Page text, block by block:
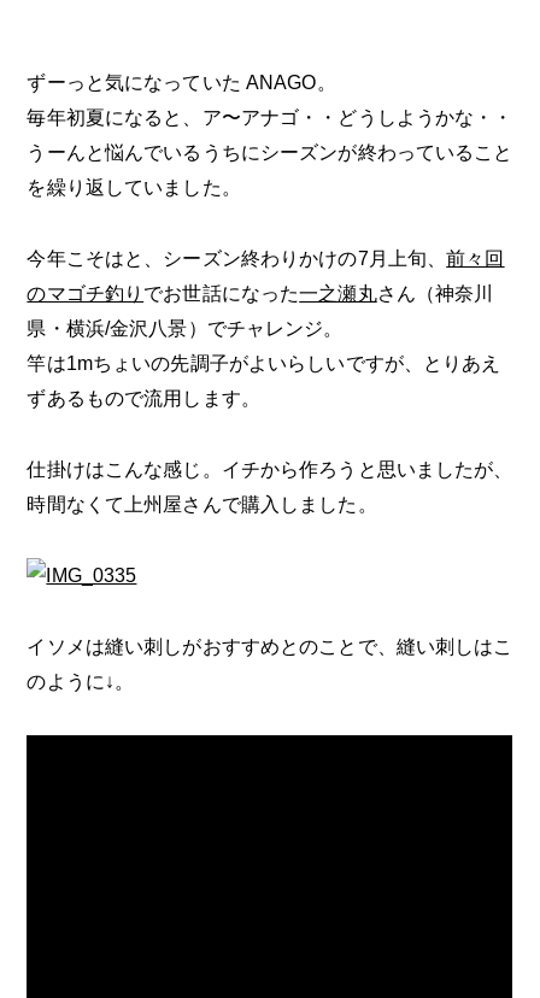
ずーっと気になっていた ANAGO。
毎年初夏になると、ア〜アナゴ・・どうしようかな・・
うーんと悩んでいるうちにシーズンが終わっていること
を繰り返していました。
今年こそはと、シーズン終わりかけの7月上旬、前々回
のマゴチ釣り でお世話になった一之瀬丸さん（神奈川
県・横浜/金沢八景）でチャレンジ。
竿は1mちょいの先調子がよいらしいですが、とりあえ
ずあるもので流用します。
仕掛けはこんな感じ。イチから作ろうと思いましたが、
時間なくて上州屋さんで購入しました。
イソメは縫い刺しがおすすめとのことで、縫い刺しはこ
のように↓。